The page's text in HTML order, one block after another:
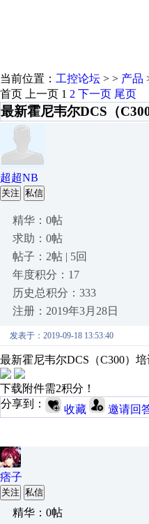
当前位置： 工控论坛 > > 产品
首页 上一页 1 2 下一页 尾页
最新霍尼韦尔DCS（
超超NB
关注 私信
精华：0帖
求助：0帖
帖子：2帖 | 5回
年度积分：17
历史总积分：333
注册：2019年3月28日
发表于：2019-09-18 13:53:40
最新霍尼韦尔DCS（C300）
下载附件需2积分！
分享到：
收藏 邀请回
痞子
关注 私信
精华：0帖